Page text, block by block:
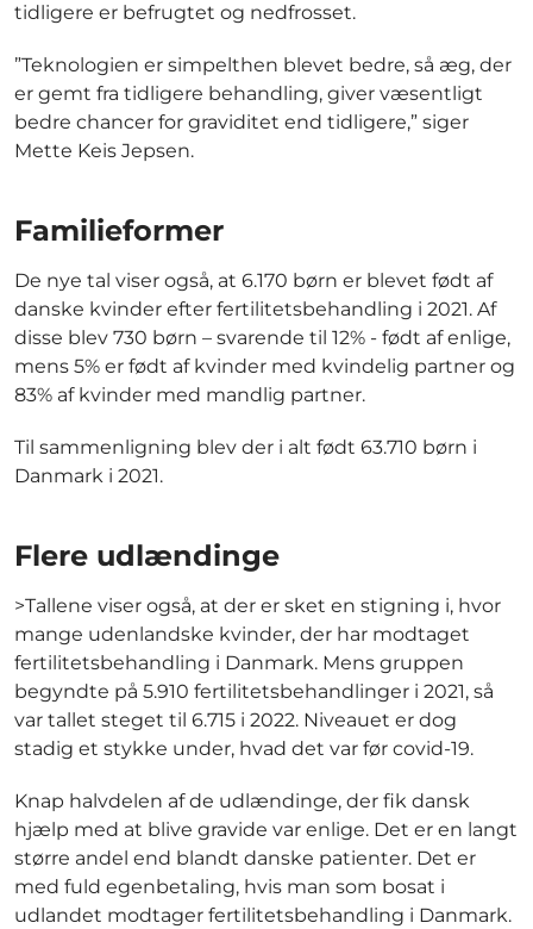
tidligere er befrugtet og nedfrosset.
”Teknologien er simpelthen blevet bedre, så æg, der
er gemt fra tidligere behandling, giver væsentligt
bedre chancer for graviditet end tidligere,” siger
Mette Keis Jepsen.
Familieformer
De nye tal viser også, at 6.170 børn er blevet født af
danske kvinder efter fertilitetsbehandling i 2021. Af
disse blev 730 børn – svarende til 12% - født af enlige,
mens 5% er født af kvinder med kvindelig partner og
83% af kvinder med mandlig partner.
Til sammenligning blev der i alt født 63.710 børn i
Danmark i 2021.
Flere udlændinge
>Tallene viser også, at der er sket en stigning i, hvor
mange udenlandske kvinder, der har modtaget
fertilitetsbehandling i Danmark. Mens gruppen
begyndte på 5.910 fertilitetsbehandlinger i 2021, så
var tallet steget til 6.715 i 2022. Niveauet er dog
stadig et stykke under, hvad det var før covid-19.
Knap halvdelen af de udlændinge, der fik dansk
hjælp med at blive gravide var enlige. Det er en langt
større andel end blandt danske patienter. Det er
med fuld egenbetaling, hvis man som bosat i
udlandet modtager fertilitetsbehandling i Danmark.